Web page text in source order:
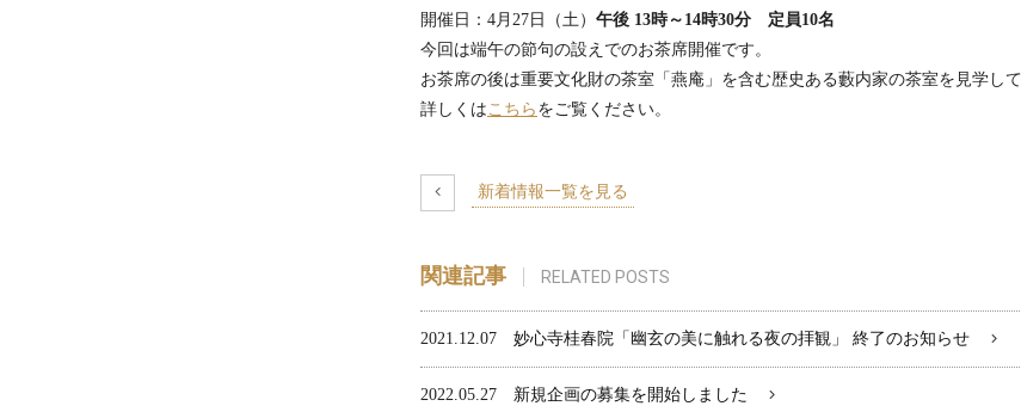
開催日：4月27日（土） 午後 13時～14時30分 定員10名
今回は端午の節句の設えでのお茶席開催です。
お茶席の後は重要文化財の茶室「燕庵」を含む歴史ある藪内家の茶室を見学して
詳しくは こちら をご覧ください。
新着情報一覧を見る
関連記事 RELATED POSTS
2021.12.07 妙心寺桂春院「幽玄の美に触れる夜の拝観」 終了のお知らせ
2022.05.27 新規企画の募集を開始しました